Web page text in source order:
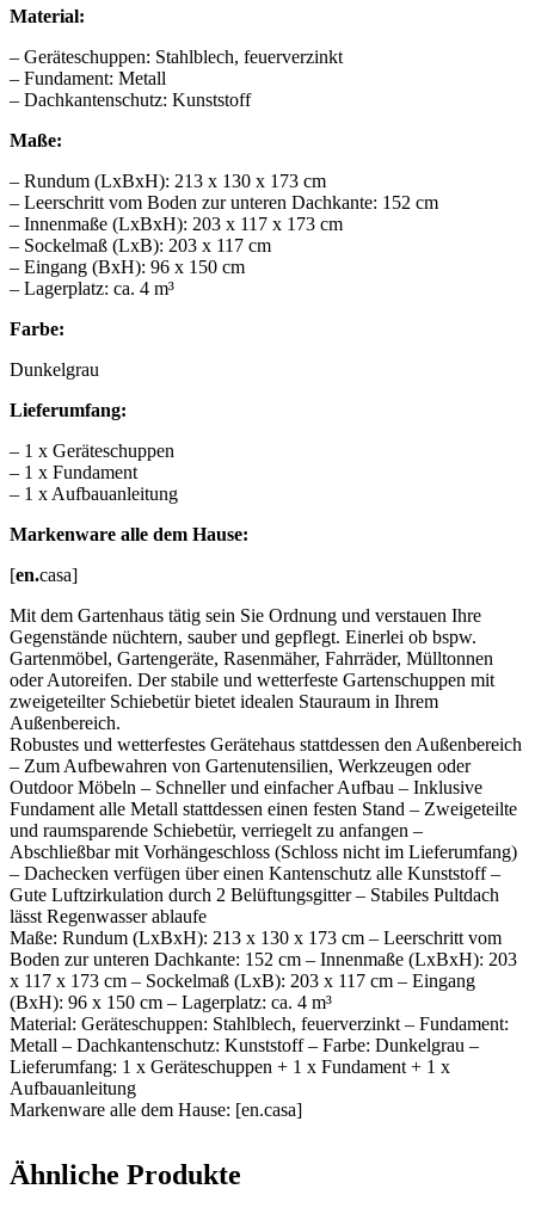
Material:
– Geräteschuppen: Stahlblech, feuerverzinkt
– Fundament: Metall
– Dachkantenschutz: Kunststoff
Maße:
– Rundum (LxBxH): 213 x 130 x 173 cm
– Leerschritt vom Boden zur unteren Dachkante: 152 cm
– Innenmaße (LxBxH): 203 x 117 x 173 cm
– Sockelmaß (LxB): 203 x 117 cm
– Eingang (BxH): 96 x 150 cm
– Lagerplatz: ca. 4 m³
Farbe:
Dunkelgrau
Lieferumfang:
– 1 x Geräteschuppen
– 1 x Fundament
– 1 x Aufbauanleitung
Markenware alle dem Hause:
[en.casa]
Mit dem Gartenhaus tätig sein Sie Ordnung und verstauen Ihre
Gegenstände nüchtern, sauber und gepflegt. Einerlei ob bspw.
Gartenmöbel, Gartengeräte, Rasenmäher, Fahrräder, Mülltonnen
oder Autoreifen. Der stabile und wetterfeste Gartenschuppen mit
zweigeteilter Schiebetür bietet idealen Stauraum in Ihrem
Außenbereich.
Robustes und wetterfestes Gerätehaus stattdessen den Außenbereich
– Zum Aufbewahren von Gartenutensilien, Werkzeugen oder
Outdoor Möbeln – Schneller und einfacher Aufbau – Inklusive
Fundament alle Metall stattdessen einen festen Stand – Zweigeteilte
und raumsparende Schiebetür, verriegelt zu anfangen –
Abschließbar mit Vorhängeschloss (Schloss nicht im Lieferumfang)
– Dachecken verfügen über einen Kantenschutz alle Kunststoff –
Gute Luftzirkulation durch 2 Belüftungsgitter – Stabiles Pultdach
lässt Regenwasser ablaufe
Maße: Rundum (LxBxH): 213 x 130 x 173 cm – Leerschritt vom
Boden zur unteren Dachkante: 152 cm – Innenmaße (LxBxH): 203
x 117 x 173 cm – Sockelmaß (LxB): 203 x 117 cm – Eingang
(BxH): 96 x 150 cm – Lagerplatz: ca. 4 m³
Material: Geräteschuppen: Stahlblech, feuerverzinkt – Fundament:
Metall – Dachkantenschutz: Kunststoff – Farbe: Dunkelgrau –
Lieferumfang: 1 x Geräteschuppen + 1 x Fundament + 1 x
Aufbauanleitung
Markenware alle dem Hause: [en.casa]
Ähnliche Produkte